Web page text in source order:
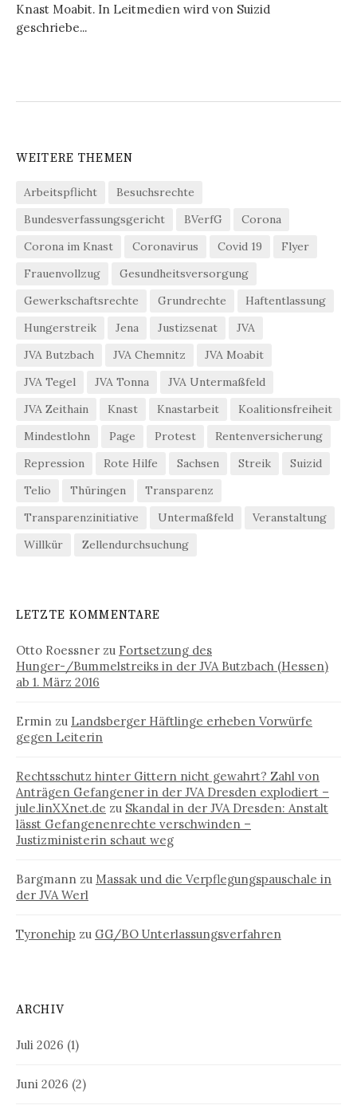
Knast Moabit. In Leitmedien wird von Suizid
geschriebe...
WEITERE THEMEN
Arbeitspflicht
Besuchsrechte
Bundesverfassungsgericht
BVerfG
Corona
Corona im Knast
Coronavirus Covid 19
Flyer
Frauenvollzug
Gesundheitsversorgung
Gewerkschaftsrechte
Grundrechte
Haftentlassung
Hungerstreik
Jena Justizsenat
JVA
JVA Butzbach
JVA Chemnitz
JVA Moabit
JVA Tegel
JVA Tonna
JVA Untermaßfeld
JVA Zeithain
Knast Knastarbeit
Koalitionsfreiheit
Mindestlohn
Page Protest
Rentenversicherung
Repression
Rote Hilfe Sachsen Streik
Suizid
Telio
Thüringen
Transparenz
Transparenzinitiative
Untermaßfeld
Veranstaltung
Willkür
Zellendurchsuchung
LETZTE KOMMENTARE
Otto Roessner zu Fortsetzung des
Hunger-/Bummelstreiks in der JVA Butzbach (Hessen)
ab 1. März 2016
Ermin zu Landsberger Häftlinge erheben Vorwürfe
gegen Leiterin
Rechtsschutz hinter Gittern nicht gewahrt? Zahl von
Anträgen Gefangener in der JVA Dresden explodiert –
jule.linXXnet.de zu Skandal in der JVA Dresden: Anstalt
lässt Gefangenenrechte verschwinden –
Justizministerin schaut weg
Bargmann zu Massak und die Verpflegungspauschale in
der JVA Werl
Tyronehip zu GG/BO Unterlassungsverfahren
ARCHIV
Juli 2026 (1)
Juni 2026 (2)